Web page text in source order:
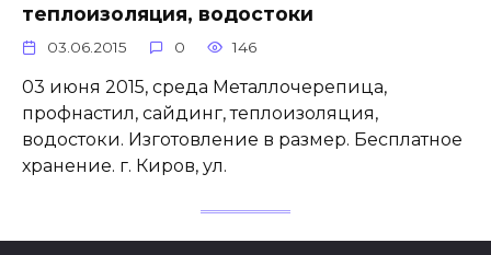
теплоизоляция, водостоки
03.06.2015 0 146
03 июня 2015, среда Металлочерепица,
профнастил, сайдинг, теплоизоляция,
водостоки. Изготовление в размер. Бесплатное
хранение. г. Киров, ул.